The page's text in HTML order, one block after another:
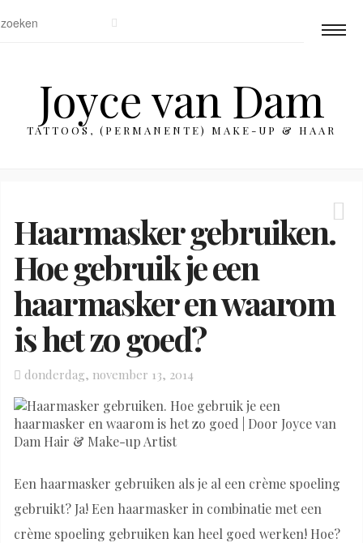
Joyce van Dam
TATTOOS, (PERMANENTE) MAKE-UP & HAAR
Haarmasker gebruiken.
Hoe gebruik je een
haarmasker en waarom
is het zo goed?
Posted
on
donderdag, november 13, 2014
Een haarmasker gebruiken als je al een crème spoeling
gebruikt? Ja! Een haarmasker in combinatie met een
crème spoeling gebruiken kan heel goed werken! Hoe?